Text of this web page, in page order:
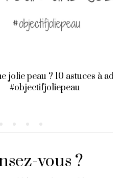
? 10 astuces à adopter !
vous ?